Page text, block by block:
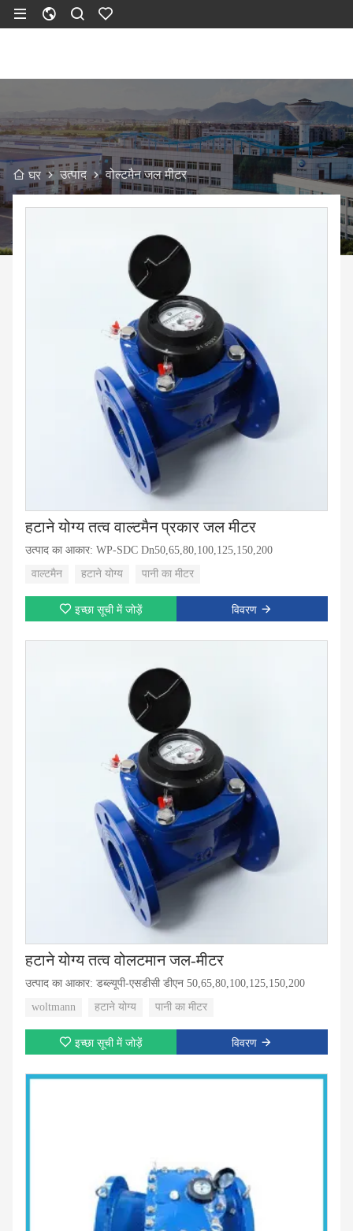
घर उत्पाद वोल्टमैन जल मीटर
हटाने योग्य तत्व वाल्टमैन प्रकार जल मीटर
उत्पाद का आकार: WP-SDC Dn50,65,80,100,125,150,200
वाल्टमैन
हटाने योग्य पानी का मीटर
इच्छा सूची में जोड़ें विवरण
हटाने योग्य तत्व वोलटमान जल-मीटर
उत्पाद का आकार: डब्ल्यूपी-एसडीसी डीएन 50,65,80,100,125,150,200
woltmann
हटाने योग्य पानी का मीटर
इच्छा सूची में जोड़ें विवरण